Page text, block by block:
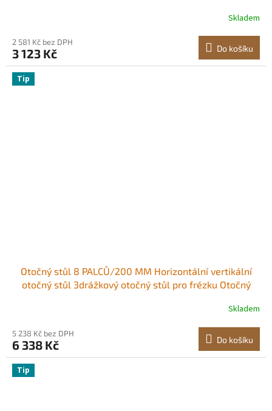
Vysoce výkonná naklápěcí frézka pro broušeníSkladem
2 581 Kč bez DPH
3 123 Kč Do košíku
Tip
Otočný stůl 8 PALCŮ/200 MM Horizontální vertikální
otočný stůl 3drážkový otočný stůl pro frézku Otočný
Skladem
5 238 Kč bez DPH
6 338 Kč Do košíku
Tip